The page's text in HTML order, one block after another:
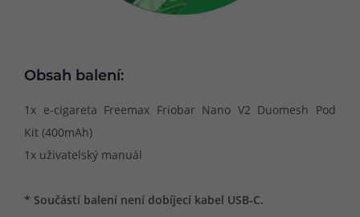
Obsah balení:
1x e-cigareta Freemax Friobar Nano V2 Duomesh Pod
Kit (400mAh)
1x uživatelský manuál
* Součástí balení není dobíjecí kabel USB-C.